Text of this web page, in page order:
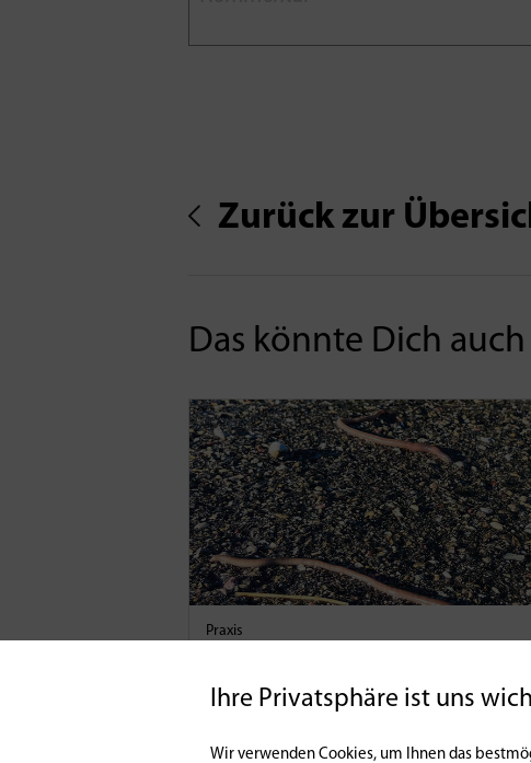
Zurück zur
Das könnte Dich
Praxis
Selbstversorger
Ihre Privatsphäre ist uns
Wir verwenden Cookies, um Ihnen das